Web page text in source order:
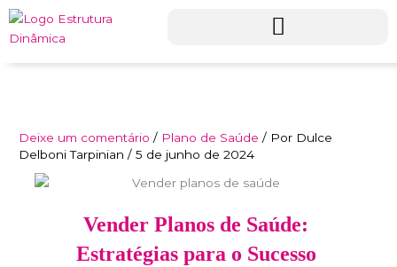
conteúdo
Deixe um comentário / Plano de Saúde / Por Dulce
Delboni Tarpinian/5 de junho de 2024
Vender Planos de Saúde:
Estratégias para o Sucesso